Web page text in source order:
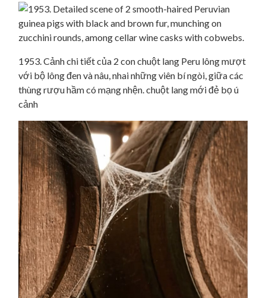
1953. Cảnh chi tiết của 2 con chuột lang Peru lông mượt
với bộ lông đen và nâu, nhai những viên bí ngòi, giữa các
thùng rượu hầm có mạng nhện. chuột lang mới đẻ bọ ú
cảnh